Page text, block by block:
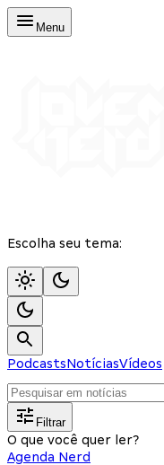
Menu
Escolha seu tema:
PodcastsNotíciasVídeos
Filtrar
O que você quer ler?
Agenda Nerd